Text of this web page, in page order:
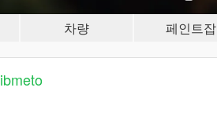
차량 페인트잡
ibmeto